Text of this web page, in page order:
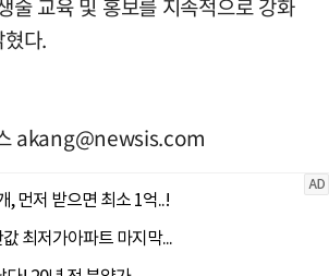
술 교육 및 홍보를 지속적으로 강화
다.
akang@newsis.com